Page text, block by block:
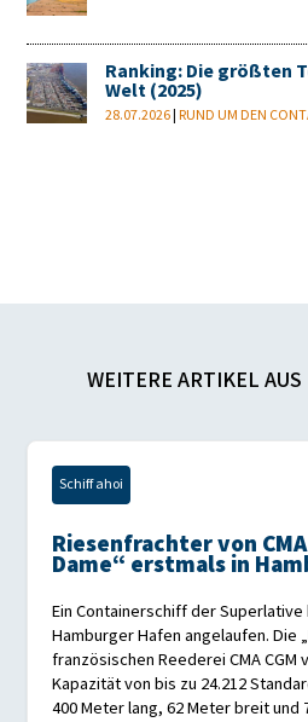
Ranking: Die größten
Welt (2025)
28.07.2026 |RUND UM DEN
WEITERE ARTIKEL
Schiff ahoi
Riesenfrachter von
Dame“ erstmals in
Ein Containerschiff der
Hamburger Hafen angelaufen. Die
französischen Reederei CMA
Kapazität von bis zu 24.212
400 Meter lang, 62 Meter breit und